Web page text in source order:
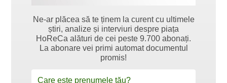
Ne-ar plăcea să te ținem la curent cu ultimele
știri, analize și interviuri despre piața
HoReCa alături de cei peste 9.700 abonați.
La abonare vei primi automat documentul
promis!